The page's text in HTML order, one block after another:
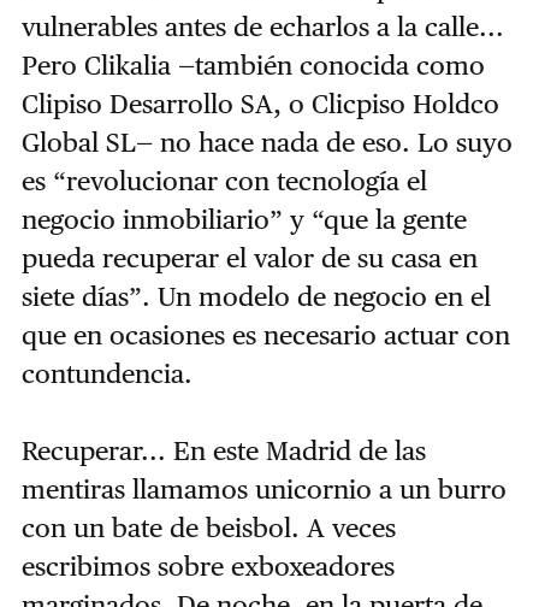
vulnerables antes de echarlos a la calle...
Pero Clikalia —también conocida como
Clipiso Desarrollo SA, o Clicpiso Holdco
Global SL— no hace nada de eso. Lo suyo
es “revolucionar con tecnología el
negocio inmobiliario” y “que la gente
pueda recuperar el valor de su casa en
siete días”. Un modelo de negocio en el
que en ocasiones es necesario actuar con
contundencia.
Recuperar... En este Madrid de las
mentiras llamamos unicornio a un burro
con un bate de beisbol. A veces
escribimos sobre exboxeadores